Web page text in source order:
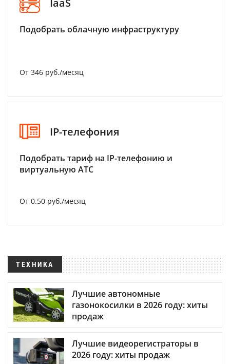
Подобрать облачную инфраструктуру
От 346 руб./месяц
IP-телефония
Подобрать тариф на IP-телефонию и
виртуальную АТС
От 0.50 руб./месяц
ТЕХНИКА
Лучшие автономные
газонокосилки в 2026 году: хиты
продаж
Лучшие видеорегистраторы в
2026 году: хиты продаж